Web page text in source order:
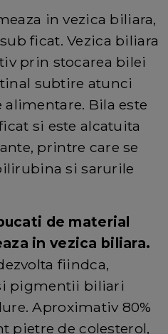
in vezica biliara,
ficat. Vezica biliara
prin stocarea bilei
subtire atunci
Bila este
si este alcatuita
printre care se
si sarurile
de material
in vezica biliara.
fiindca,
pigmentii biliari
Aproximativ 80%
pietre de colesterol,